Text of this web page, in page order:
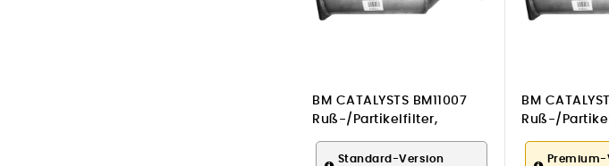
BM CATALYSTS BM11007
Ruß-/Partikelfilter,
Abgasanlage für PEUGEOT
Standard-Version
BM
Ruß-/
Abgasanlage